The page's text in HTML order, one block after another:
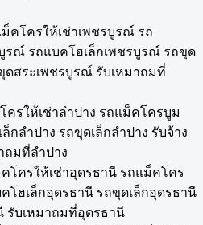
คโครให้เช่าเพชรบูรณ์ รถ
รณ์ รถแบคโฮเล็กเพชรบูรณ์ รถขุด
ดสระเพชรบูรณ์ รับเหมาถมที่
ครให้เช่าลำปาง รถแม็คโครบูม
กลำปาง รถขุดเล็กลำปาง รับจ้าง
ถมที่ลำปาง
โครให้เช่าอุดรธานี รถแม็คโคร
โฮเล็กอุดรธานี รถขุดเล็กอุดรธานี
รับเหมาถมที่อุดรธานี